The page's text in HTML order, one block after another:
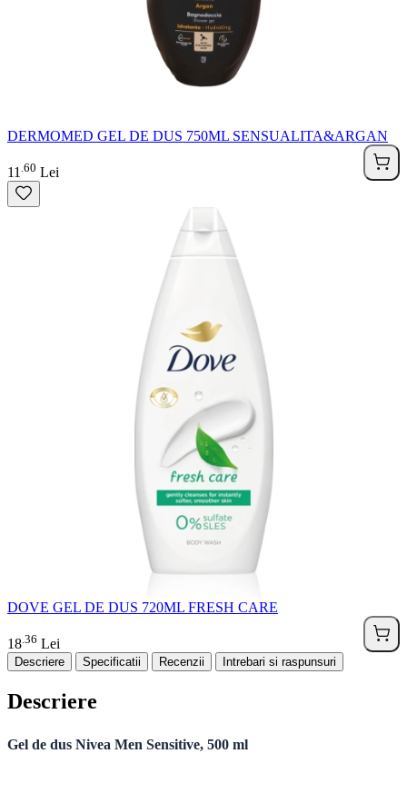
DERMOMED GEL DE DUS 750ML SENSUALITA&ARGAN
11 60 Lei
DOVE GEL DE DUS 720ML FRESH CARE
18 36 Lei
Descriere Specificatii Recenzii Intrebari si raspunsuri
Descriere
Gel de dus Nivea Men Sensitive, 500 ml